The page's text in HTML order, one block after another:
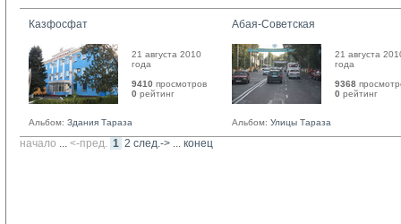
Казфосфат
21 августа 2010
года
9410 просмотров
0 рейтинг
Альбом: Здания Тараза
Абая-Советская
21 августа
года
9368
0 рейтинг
Альбом: Улицы Тараза
начало ... <-пред. 1 2 след.-> ... конец